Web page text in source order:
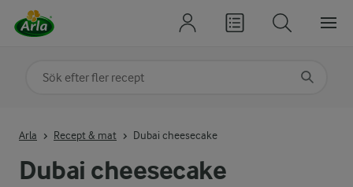
Dubai cheesecake
Arla Recept & mat Dubai cheesecake
Sök på kategori eller ingrediens